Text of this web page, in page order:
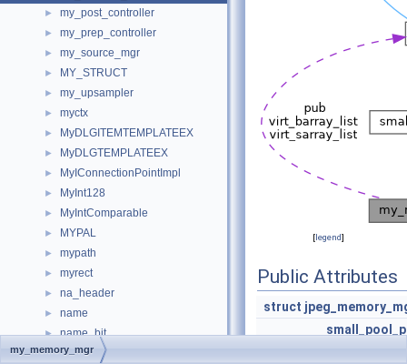
► my_post_controller
► my_prep_controller
► my_source_mgr
► MY_STRUCT
► my_upsampler
► myctx
► MyDLGITEMTEMPLATEEX
► MyDLGTEMPLATEEX
► MyIConnectionPointImpl
► MyInt128
► MyIntComparable
► MYPAL
► mypath
► myrect
► na_header
► name
► name_bit
► name_cache_entry
[legend]
Public Attributes
struct
my_memory_mgr